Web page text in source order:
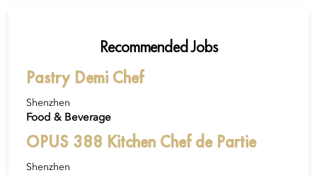
Recommended Jobs
Pastry Demi Chef
Shenzhen
Food & Beverage
OPUS 388 Kitchen Chef de Partie
Shenzhen